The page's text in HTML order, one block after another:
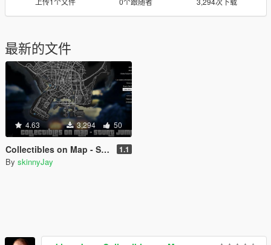
最新的文件
4.63 3,294 50
Collectibles on Map - Stunt Jumps 1.1
By skinnyJay